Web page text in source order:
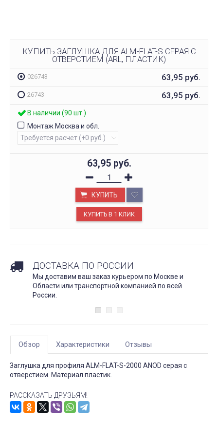
КУПИТЬ ЗАГЛУШКА ДЛЯ ALM-FLAT-S СЕРАЯ С
ОТВЕРСТИЕМ (ARL, ПЛАСТИК)
026743 63,95 руб.
26743 63,95 руб.
В наличии (90 шт.)
Монтаж Москва и обл.
63,95 руб.
КУПИТЬ
ДОСТАВКА ПО РОССИИ
Мы доставим ваш заказ курьером по Москве и
Области или транспортной компанией по всей
России.
Обзор Характеристики Отзывы
Заглушка для профиля ALM-FLAT-S-2000 ANOD серая с
отверстием. Материал пластик.
РАССКАЗАТЬ ДРУЗЬЯМ!